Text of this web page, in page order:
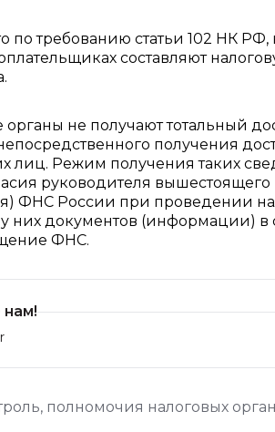
по требованию статьи 102 НК
составляют
не получают тотальный
получения
лиц. Режим получения таких
руководителя вышестоящего
ФНС России при проведении
документов (информации) в
ФНС.
, полномочия налоговых